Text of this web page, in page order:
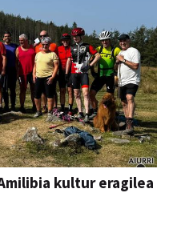
kultur eragilea